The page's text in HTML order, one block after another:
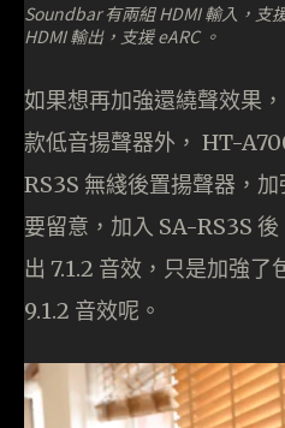
Soundbar 有兩組 HDMI 輸入，支
HDMI 輸出，支援 eARC 。
如果想再加強還繞聲效果
款低音揚聲器外， HT-
RS3S 無綫後置揚聲器，
要留意，加入 SA-RS3S
出 7.1.2 音效，只是加強
9.1.2 音效呢。